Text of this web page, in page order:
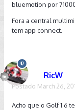
dela.
Quanto ao motor,
não muito melhor,
mesmo preço que
mexicano. Ocorre
de preço, o dólar
comparado com
bluemotion por
Fora a central
tem app connect.
RicW
Postado March 26,
Acho que o Golf 1.6